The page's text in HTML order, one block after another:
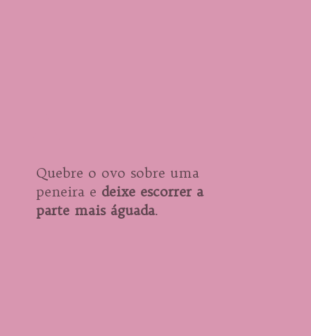
Quebre o ovo sobre uma
peneira e deixe escorrer a
parte mais águada.